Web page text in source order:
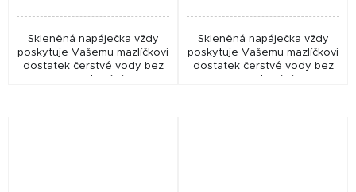
Skleněná napáječka vždy
poskytuje Vašemu mazlíčkovi
dostatek čerstvé vody bez
Skleněná napáječka vždy
poskytuje Vašemu mazlíčkovi
dostatek čerstvé vody bez